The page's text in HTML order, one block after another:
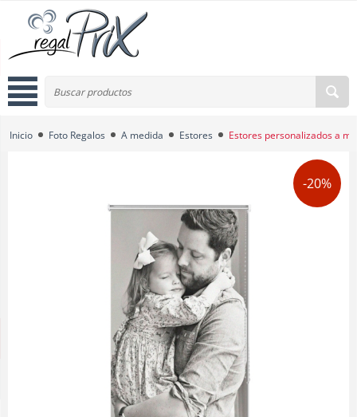
Inicio Foto Regalos A medida Estores Estores personalizados a
-20%